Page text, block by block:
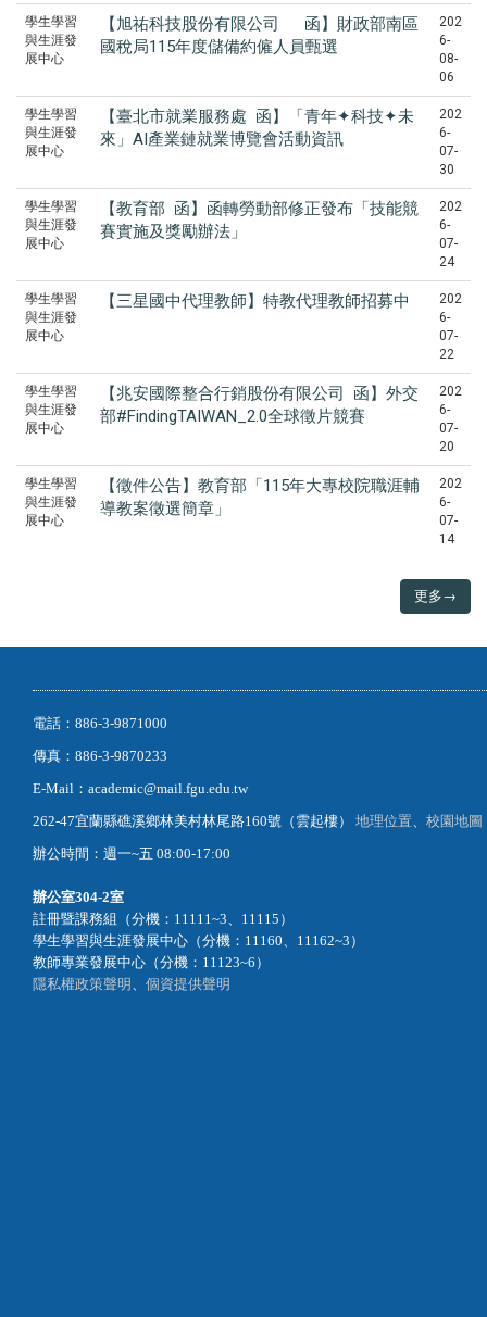
學生學習
與生涯發
展中心
【旭祐科技股份有限公司 函】財政部南區
國稅局115年度儲備約僱人員甄選
202
6-
08-
06
學生學習
與生涯發
展中心
【臺北市就業服務處 函】「青年✦科技✦未
來」AI產業鏈就業博覽會活動資訊
202
6-
07-
30
學生學習
與生涯發
展中心
【教育部 函】函轉勞動部修正發布「技能競
賽實施及獎勵辦法」
202
6-
07-
24
學生學習
與生涯發
展中心
【三星國中代理教師】特教代理教師招募中
202
6-
07-
22
學生學習
與生涯發
展中心
【兆安國際整合行銷股份有限公司 函】外交
部#FindingTAIWAN_2.0全球徵片競賽
202
6-
07-
20
學生學習
與生涯發
展中心
【徵件公告】教育部「115年大專校院職涯輔
導教案徵選簡章」
202
6-
07-
14
更多→
電話：886-3-9871000
傳真：886-3-9870233
E-Mail：academic@mail.fgu.edu.tw
262-47宜蘭縣礁溪鄉林美村林尾路160號（雲起樓） 地理位置
校園地圖
辦公時間：週一~五 08:00-17:00
辦公室304-2室
註冊暨課務組（分機：11111~3、11115）
學生學習與生涯發展中心（分機：11160、11162~3）
教師專業發展中心（分機：11123~6）
隱私權政策聲明
個資提供聲明